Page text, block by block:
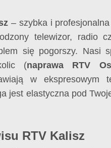
– szybka i profesjonalna
telewizor, radio
się pogorszy. Nasi
(naprawa RTV
w ekspresowym
jest elastyczna pod
RTV Kalisz